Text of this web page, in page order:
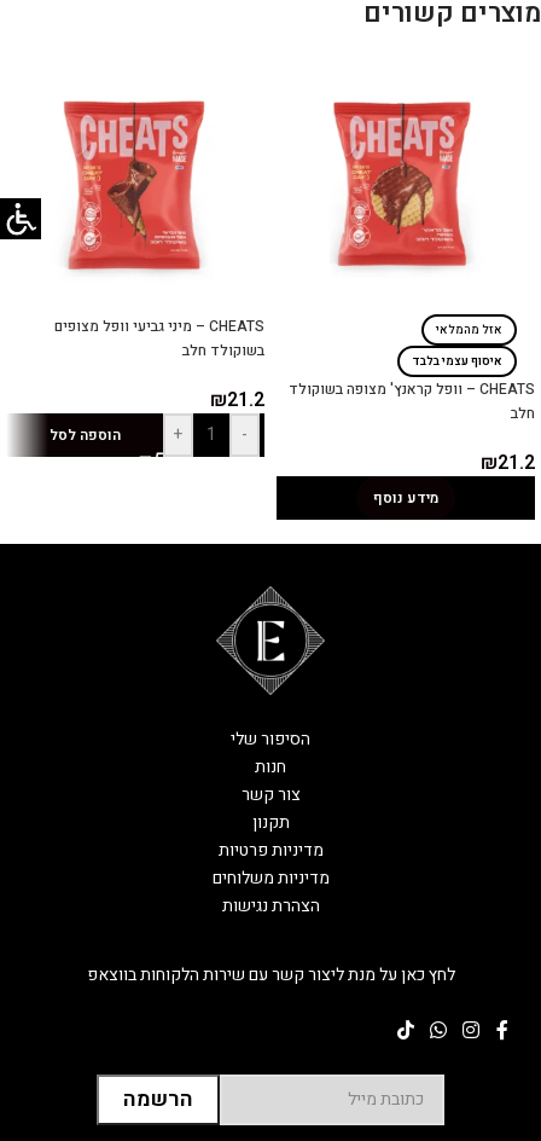
מוצרים קשורים
אזל מהמלאי
איסוף עצמי בלבד
CHEATS – וופל קראנץ' מצופה בשוקולד
חלב
₪21.2
מידע נוסף
CHEATS – מיני גביעי וופל מצופים
בשוקולד חלב
₪21.2
-
+ הוספה לסל
לחץ כאן על מנת ליצור קשר עם שירות הלקוחות בווצאפ
הסיפור שלי
חנות
צור קשר
תקנון
מדיניות פרטיות
מדיניות משלוחים
הצהרת נגישות